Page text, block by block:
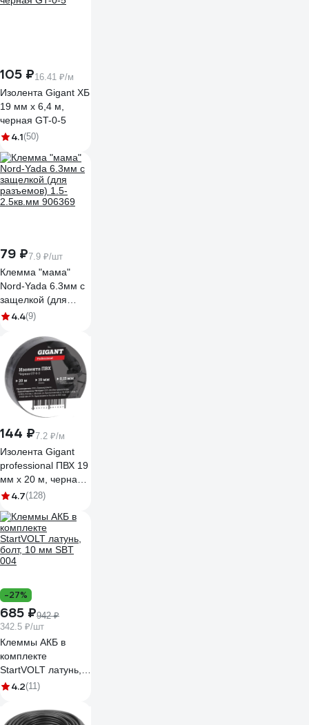
105 ₽16.41 ₽/м
Изолента Gigant ХБ
19 мм х 6,4 м,
черная GT-0-5
4.1(50)
79 ₽7.9 ₽/шт
Клемма "мама"
Nord-Yada 6.3мм с
защелкой (для
разъемов) 1.5-
4.4(9)
144 ₽7.2 ₽/м
Изолента Gigant
professional ПВХ 19
мм х 20 м, черная
GT-0-3
4.7(128)
-27%
685 ₽942 ₽
342.5 ₽/шт
Клеммы АКБ в
комплекте
StartVOLT латунь,
болт, 10 мм SBT
4.2(11)